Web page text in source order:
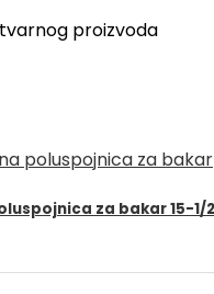
proizvoda
za bakar 15-1/